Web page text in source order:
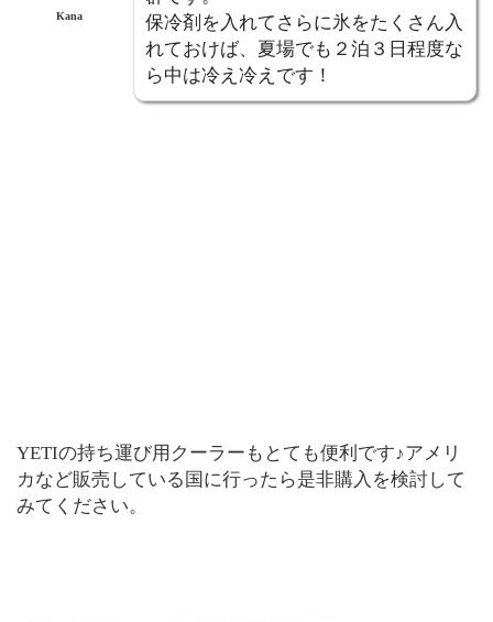
Kana
保冷剤を入れてさらに氷をたくさん入
れておけば、夏場でも２泊３日程度な
ら中は冷え冷えです！
YETIの持ち運び用クーラーもとても便利です♪アメリ
カなど販売している国に行ったら是非購入を検討して
みてください。